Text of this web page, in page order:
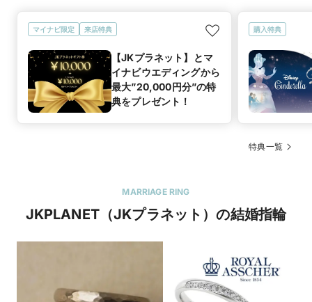
マイナビ限定 来店特典
【JKプラネット】とマ
イナビウエディングから
最大”20,000円分”の特
典をプレゼント！
購入特典
特典一覧
MARRIAGE RING
JKPLANET（JKプラネット）の結婚指輪